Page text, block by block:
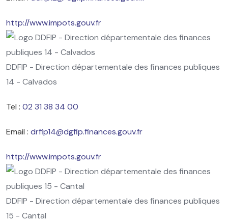
http://www.impots.gouv.fr
DDFIP - Direction départementale des finances publiques
14 - Calvados
Tel : 02 31 38 34 00
Email : drfip14@dgfip.finances.gouv.fr
http://www.impots.gouv.fr
DDFIP - Direction départementale des finances publiques
15 - Cantal